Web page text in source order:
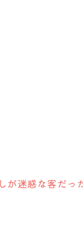
が迷惑な客だっ